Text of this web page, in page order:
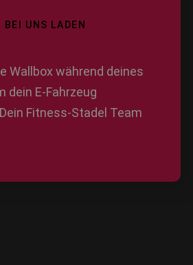
BEI UNS LADEN
Wallbox während deines
dein E-Fahrzeug
Fitness-Stadel Team